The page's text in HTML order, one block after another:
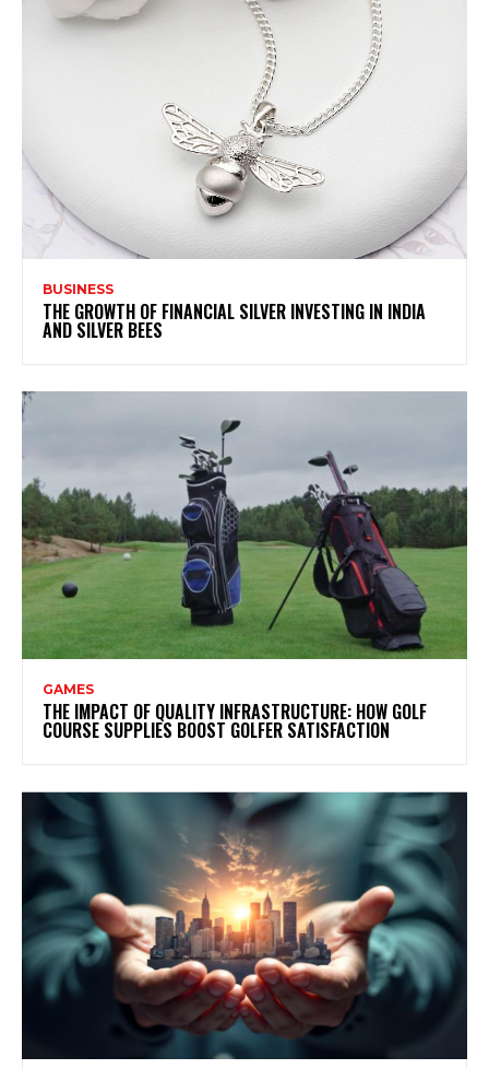
BUSINESS
THE GROWTH OF FINANCIAL SILVER INVESTING IN INDIA
AND SILVER BEES
GAMES
THE IMPACT OF QUALITY INFRASTRUCTURE: HOW GOLF
COURSE SUPPLIES BOOST GOLFER SATISFACTION